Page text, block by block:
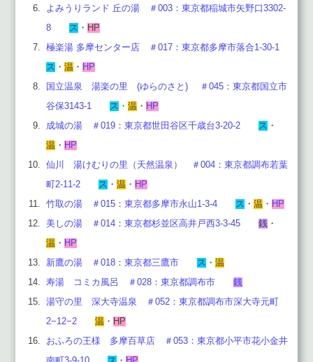
よみうりランド 丘の湯 ＃003：東京都稲城市矢野口3302-
8
ス ・ HP
極楽湯 多摩センター店 ＃017：東京都多摩市落合1-30-1
ス ・ 温 ・ HP
国立温泉 湯楽の里 (ゆらのさと) ＃045：東京都国立市
谷保3143-1
ス ・ 温 ・ HP
成城の湯 ＃019：東京都世田谷区千歳台3‐20‐2
ス ・
温 ・ HP
仙川 湯けむりの里（天然温泉） ＃004：東京都調布若葉
町2-11-2
ス ・ 温 ・ HP
竹取の湯 ＃015：東京都多摩市永山1-3-4
ス ・ 温 ・ HP
美しの湯 ＃014：東京都杉並区高井戸西3-3-45
銭 ・
温 ・ HP
新鷹の湯 ＃018：東京都三鷹市
ス ・ 温
寿湯 コミカ風呂 ＃028：東京都調布市
銭
湯守の里 深大寺温泉 ＃052： 東京都調布市深大寺元町
2−12−2
温 ・ HP
おふろの王様 多摩百草店 ＃053：東京都小平市花小金井